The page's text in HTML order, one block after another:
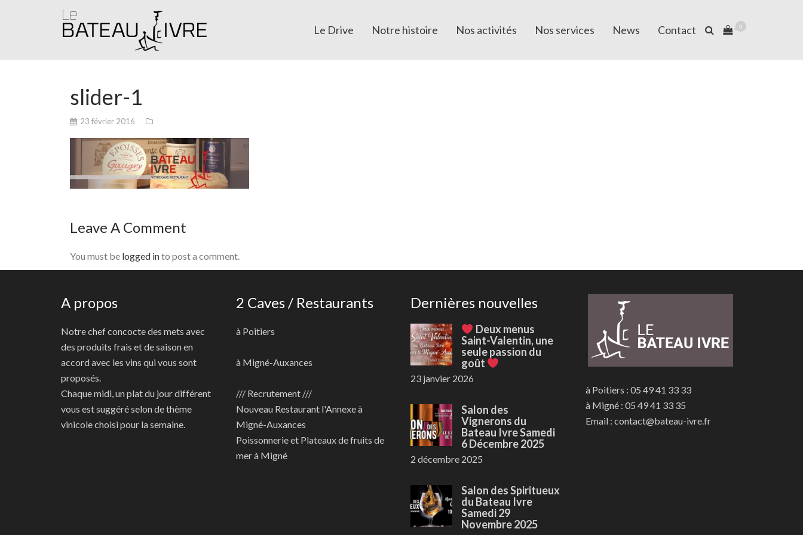
Le Drive Notre histoire Nos activités Nos services News Contact 0
slider-1
23 février 2016
Leave A Comment
You must be logged into post a comment.
A propos
Notre chef concocte des mets avec
des produits frais et de saison en
accord avec les vins qui vous sont
proposés.
Chaque midi, un plat du jour différent
vous est suggéré selon de thème
vinicole choisi pour la semaine.
2 Caves / Restaurants
à Poitiers
à Migné-Auxances
/// Recrutement ///
Nouveau Restaurant l'Annexe à
Migné-Auxances
Poissonnerie et Plateaux de fruits de
mer à Migné
Dernières nouvelles
Deux menus
Saint-Valentin, une
seule passion du
goût
23 janvier 2026
Salon des
Vignerons du
Bateau Ivre Samedi
6 Décembre 2025
2 décembre 2025
Salon des Spiritueux
du Bateau Ivre
Samedi 29
Novembre 2025
à Poitiers : 05 49 41 33 33
à Migné : 05 49 41 33 35
Email : contact@bateau-ivre.fr